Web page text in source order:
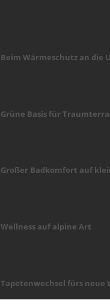
Beim Wärmeschutz an die
Grüne Basis für
Großer Badkomfort auf
Wellness auf alpine Art
Tapetenwechsel fürs neue